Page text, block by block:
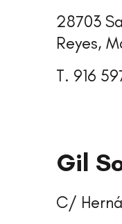
28703
Reyes,
T. 916
Gil
C/